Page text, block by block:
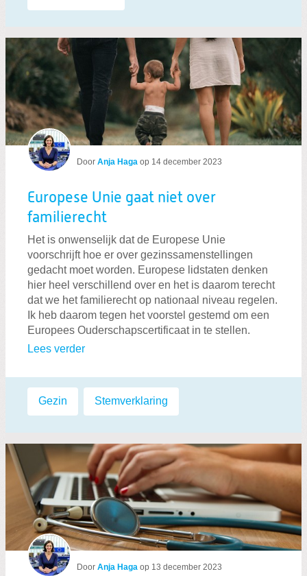
Door Anja Haga op 14 december 2023
Europese Unie gaat niet over
familierecht
Het is onwenselijk dat de Europese Unie
voorschrijft hoe er over gezinssamenstellingen
gedacht moet worden. Europese lidstaten denken
hier heel verschillend over en het is daarom terecht
dat we het familierecht op nationaal niveau regelen.
Ik heb daarom tegen het voorstel gestemd om een
Europees Ouderschapscertificaat in te stellen.
Lees verder
Labels:
Gezin Stemverklaring
Door Anja Haga op 13 december 2023